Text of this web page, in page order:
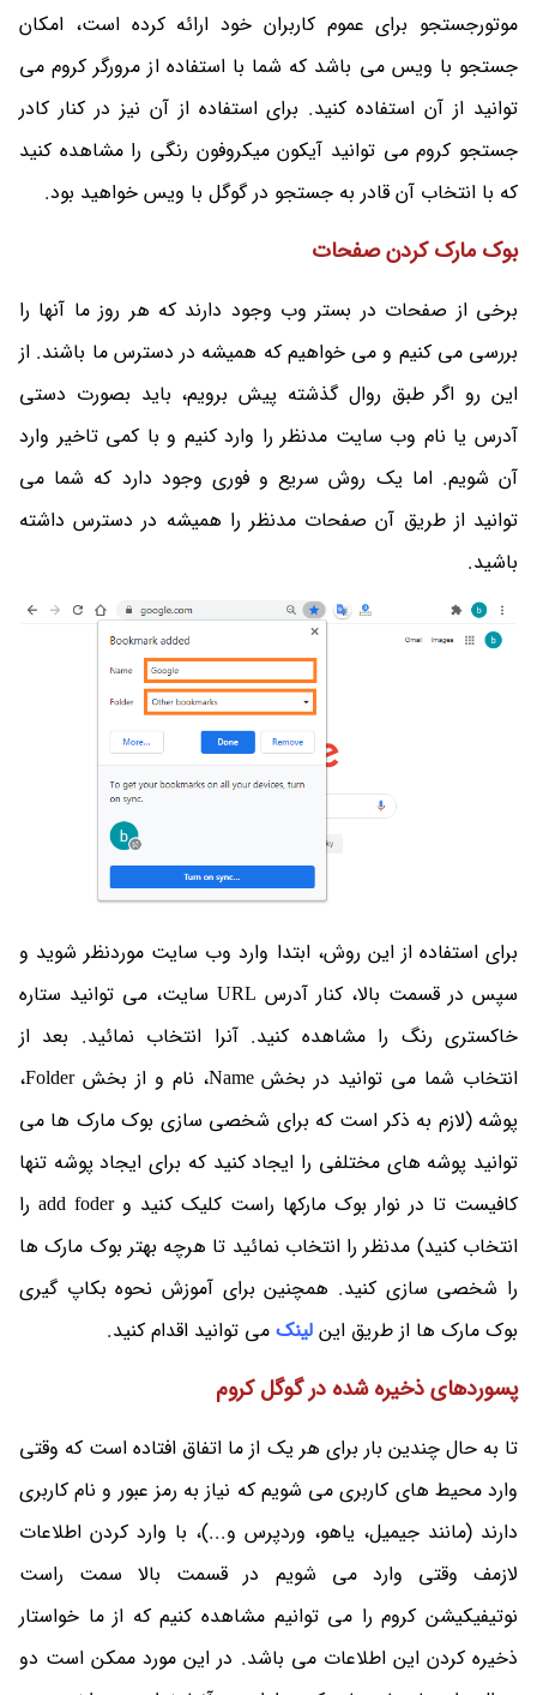
موتورجستجو برای عموم کاربران خود ارائه کرده است، امکان
جستجو با ویس می باشد که شما با استفاده از مرورگر کروم می
توانید از آن استفاده کنید. برای استفاده از آن نیز در کنار کادر
جستجو کروم می توانید آیکون میکروفون رنگی را مشاهده کنید
که با انتخاب آن قادر به جستجو در گوگل با ویس خواهید بود.
بوک مارک کردن صفحات
برخی از صفحات در بستر وب وجود دارند که هر روز ما آنها را
بررسی می کنیم و می خواهیم که همیشه در دسترس ما باشند. از
این رو اگر طبق روال گذشته پیش برویم، باید بصورت دستی
آدرس یا نام وب سایت مدنظر را وارد کنیم و با کمی تاخیر وارد
آن شویم. اما یک روش سریع و فوری وجود دارد که شما می
توانید از طریق آن صفحات مدنظر را همیشه در دسترس داشته
باشید.
برای استفاده از این روش، ابتدا وارد وب سایت موردنظر شوید و
سپس در قسمت بالا، کنار آدرس URL سایت، می توانید ستاره
خاکستری رنگ را مشاهده کنید. آنرا انتخاب نمائید. بعد از
انتخاب شما می توانید در بخش Name، نام و از بخش Folder،
پوشه (لازم به ذکر است که برای شخصی سازی بوک مارک ها می
توانید پوشه های مختلفی را ایجاد کنید که برای ایجاد پوشه تنها
کافیست تا در نوار بوک مارکها راست کلیک کنید و add foder را
انتخاب کنید) مدنظر را انتخاب نمائید تا هرچه بهتر بوک مارک ها
را شخصی سازی کنید. همچنین برای آموزش نحوه بکاپ گیری
بوک مارک ها از طریق این لینک می توانید اقدام کنید.
پسوردهای ذخیره شده در گوگل کروم
تا به حال چندین بار برای هر یک از ما اتفاق افتاده است که وقتی
وارد محیط های کاربری می شویم که نیاز به رمز عبور و نام کاربری
دارند (مانند جیمیل، یاهو، وردپرس و...)، با وارد کردن اطلاعات
لازمف وقتی وارد می شویم در قسمت بالا سمت راست
نوتیفیکیشن کروم را می توانیم مشاهده کنیم که از ما خواستار
ذخیره کردن این اطلاعات می باشد. در این مورد ممکن است دو